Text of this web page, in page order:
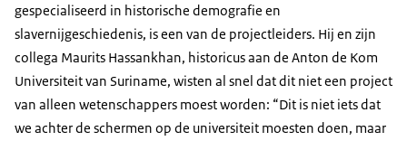
gespecialiseerd in historische demografie en
slavernijgeschiedenis, is een van de projectleiders. Hij en zijn
collega Maurits Hassankhan, historicus aan de Anton de Kom
Universiteit van Suriname, wisten al snel dat dit niet een project
van alleen wetenschappers moest worden: “Dit is niet iets dat
we achter de schermen op de universiteit moesten doen, maar